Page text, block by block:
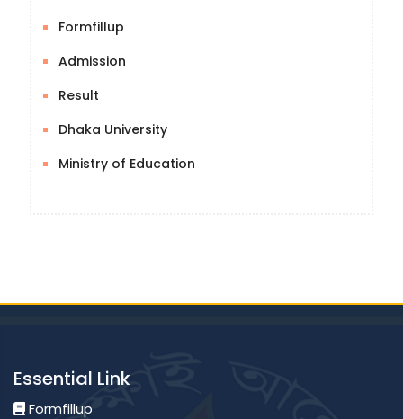
Formfillup
Admission
Result
Dhaka University
Ministry of Education
Essential Link
Formfillup